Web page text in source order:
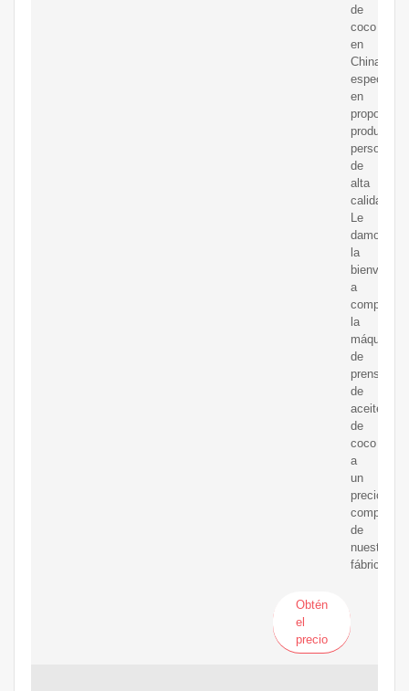
de
coco
en
China,
en
productos
de
alta
calidad.
Le
damos
la
bienvenida
a
comprar
la
máquina
de
prensa
de
aceite
de
coco
a
un
precio
de
nuestra
fábrica.
Obtén
el
precio